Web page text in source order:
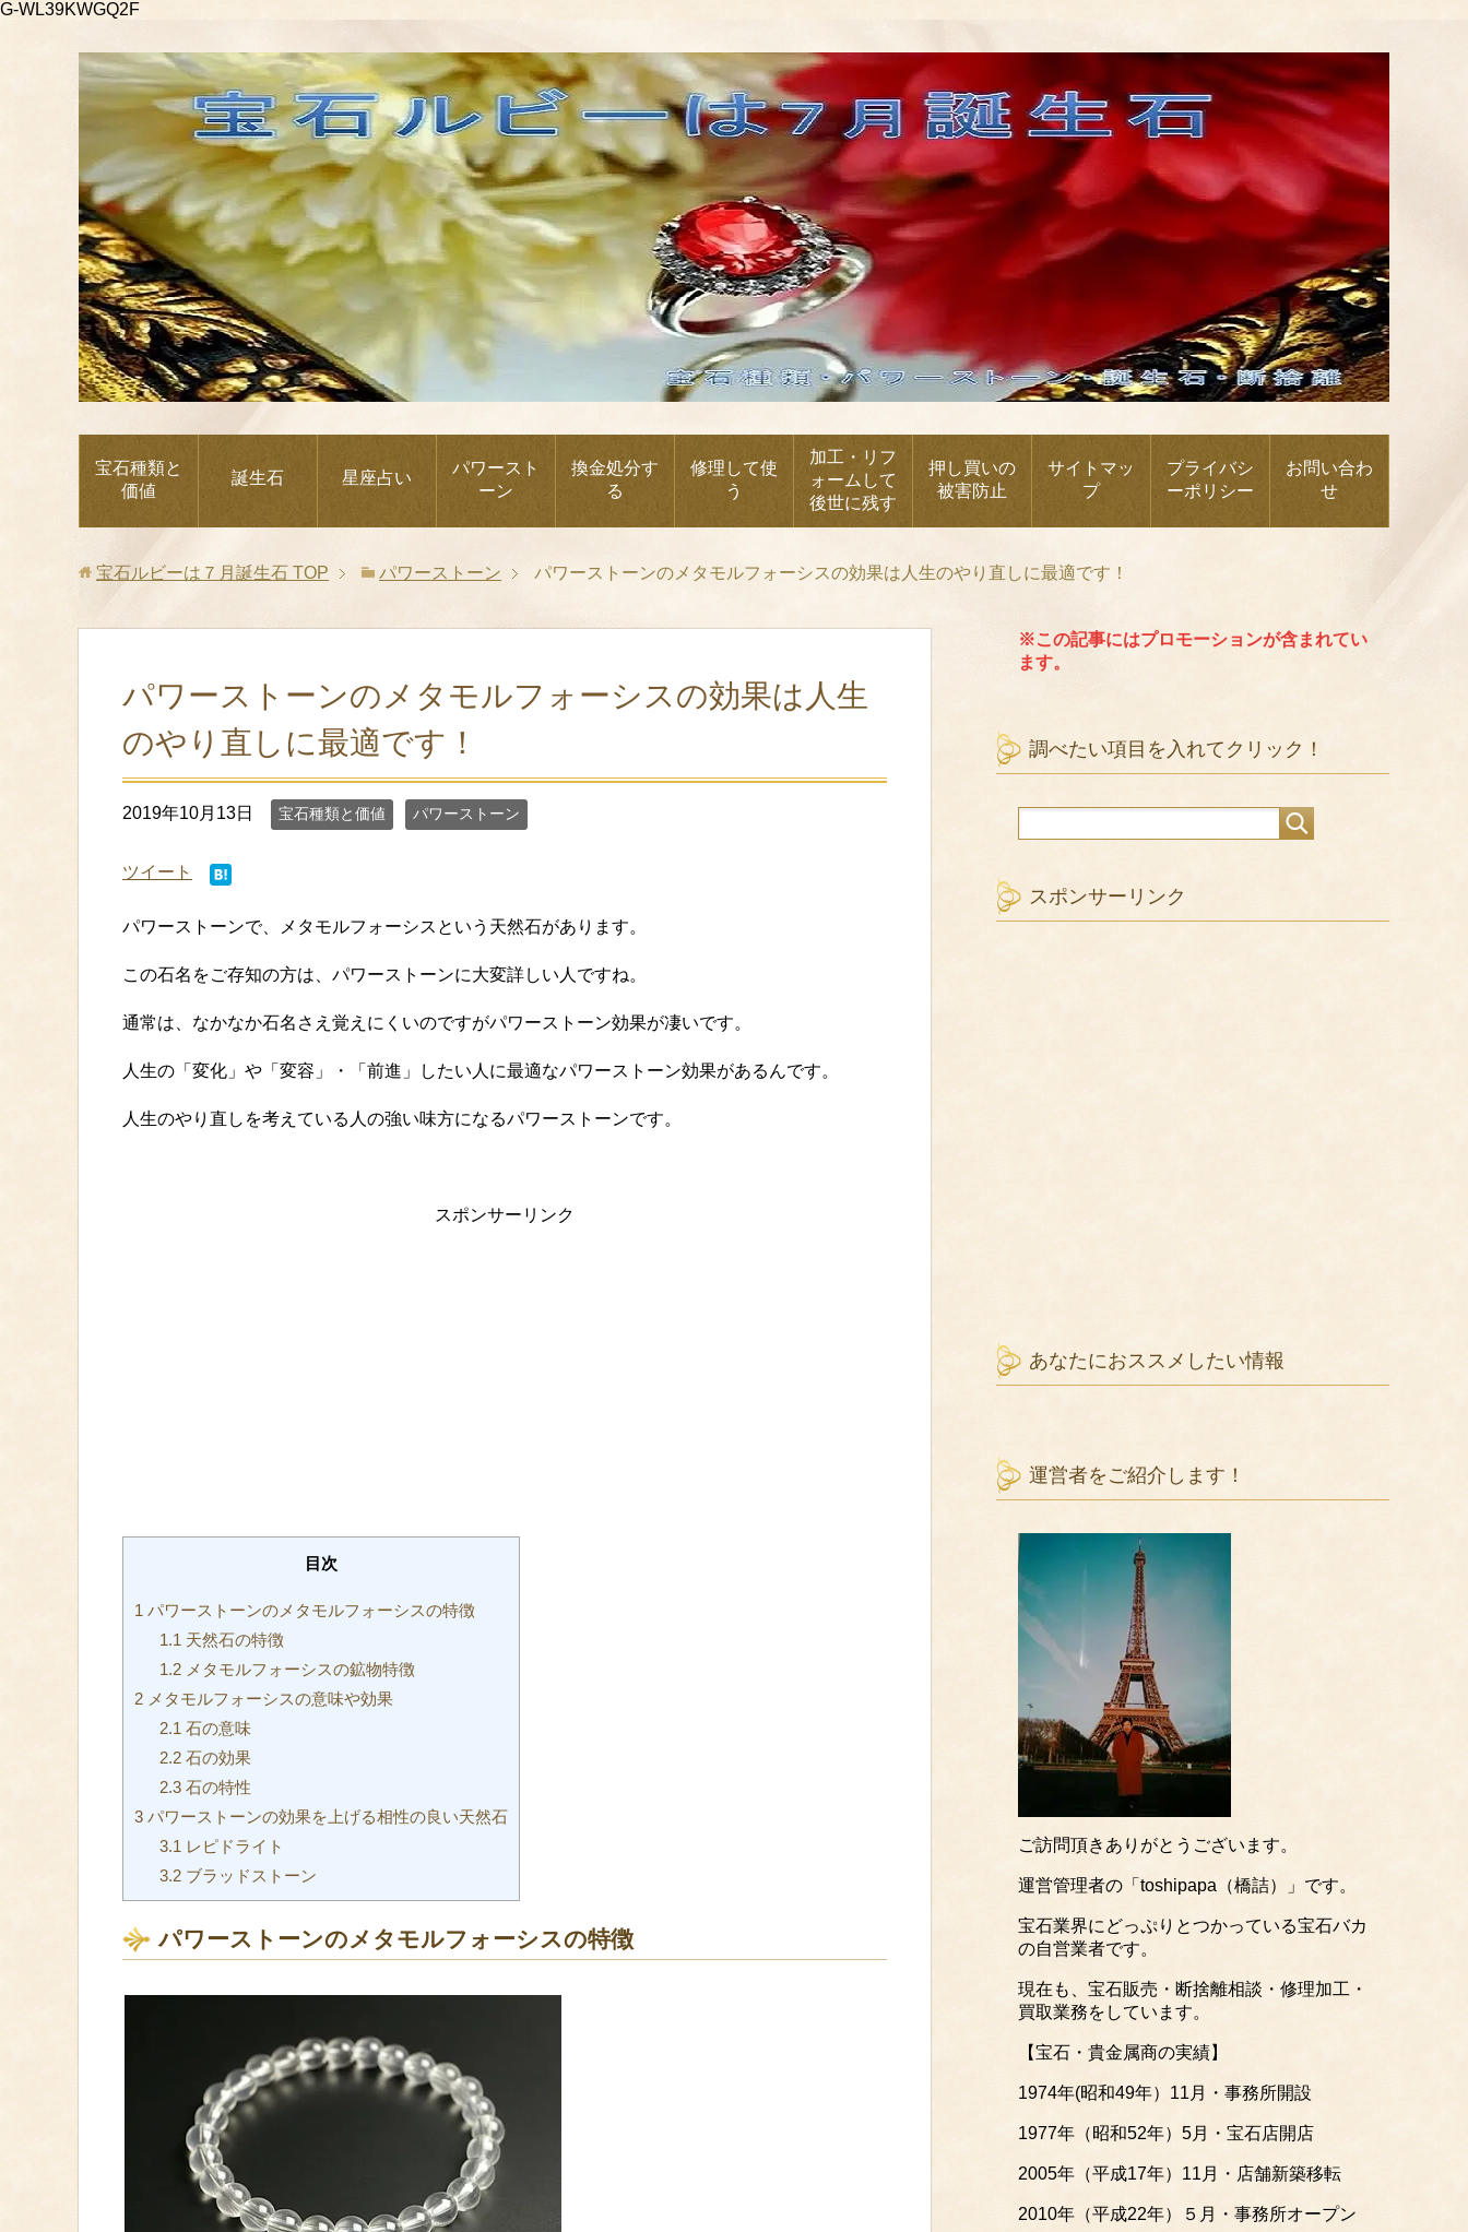
G-WL39KWGQ2F
宝石種類と
価値
誕生石 星座占い
パワースト
ーン
換金処分す
る
修理して使
う
加工・リフ
ォームして
後世に残す
押し買いの
被害防止
サイトマッ
プ
プライバシ
ーポリシー
お問い合わ
せ
宝石ルビーは７月誕生石 TOP パワーストーン パワーストーンのメタモルフォーシスの効果は人生のやり直しに最適です！
パワーストーンのメタモルフォーシスの効果は人生
のやり直しに最適です！
2019年10月13日 宝石種類と価値 パワーストーン
ツイート
パワーストーンで、メタモルフォーシスという天然石があります。
この石名をご存知の方は、パワーストーンに大変詳しい人ですね。
通常は、なかなか石名さえ覚えにくいのですがパワーストーン効果が凄いです。
人生の「変化」や「変容」・「前進」したい人に最適なパワーストーン効果があるんです。
人生のやり直しを考えている人の強い味方になるパワーストーンです。
スポンサーリンク
目次
1 パワーストーンのメタモルフォーシスの特徴
1.1 天然石の特徴
1.2メタモルフォーシスの鉱物特徴
2 メタモルフォーシスの意味や効果
2.1 石の意味
2.2石の効果
2.3石の特性
3 パワーストーンの効果を上げる相性の良い天然石
3.1 レピドライト
3.2ブラッドストーン
パワーストーンのメタモルフォーシスの特徴
※この記事にはプロモーションが含まれてい
ます。
調べたい項目を入れてクリック！
スポンサーリンク
あなたにおススメしたい情報
運営者をご紹介します！
ご訪問頂きありがとうございます。
運営管理者の「toshipapa（橋詰）」です。
宝石業界にどっぷりとつかっている宝石バカ
の自営業者です。
現在も、宝石販売・断捨離相談・修理加工・
買取業務をしています。
【宝石・貴金属商の実績】
1974年(昭和49年）11月・事務所開設
1977年（昭和52年）5月・宝石店開店
2005年（平成17年）11月・店舗新築移転
2010年（平成22年）５月・事務所オープン